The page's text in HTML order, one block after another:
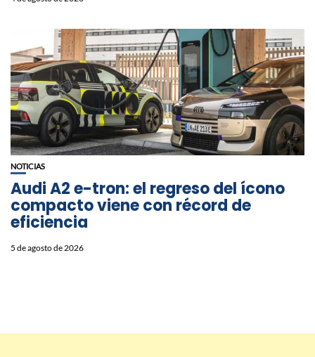
NOTICIAS
Audi A2 e-tron: el regreso del ícono
compacto viene con récord de
eficiencia
5 de agosto de 2026